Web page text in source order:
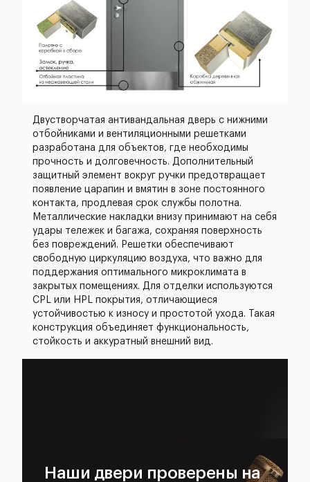
Двустворчатая антивандальная дверь с нижними
отбойниками и вентиляционными решетками
разработана для объектов, где необходимы
прочность и долговечность. Дополнительный
защитный элемент вокруг ручки предотвращает
появление царапин и вмятин в зоне постоянного
контакта, продлевая срок службы полотна.
Металлические накладки внизу принимают на себя
удары тележек и багажа, сохраняя поверхность
без повреждений. Решетки обеспечивают
свободную циркуляцию воздуха, что важно для
поддержания оптимального микроклимата в
закрытых помещениях. Для отделки используются
CPL или HPL покрытия, отличающиеся
устойчивостью к износу и простотой ухода. Такая
конструкция объединяет функциональность,
стойкость и аккуратный внешний вид.
Наши двери проверены на